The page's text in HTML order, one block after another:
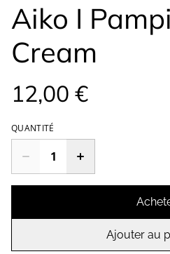
Aiko I
Cream
12,00 €
QUANTITÉ
Ajouter au